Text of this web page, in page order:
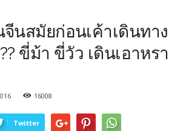
นสมัยก่อนเค้าเดินทาง
ขี่ม้า ขี่วัว เดินเอาหรา
16008
Twitter